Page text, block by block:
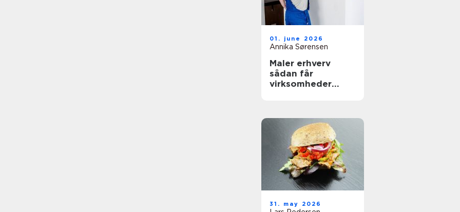
01. june 2026
Annika Sørensen
Maler erhverv
sådan får
virksomheder
31. may 2026